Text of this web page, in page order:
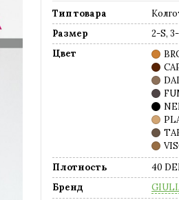
Тип товара
Размер
2-S,
Цвет
Плотность
40
Бренд